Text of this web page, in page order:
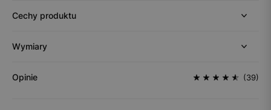
Cechy produktu
Wymiary
Opinie (39)